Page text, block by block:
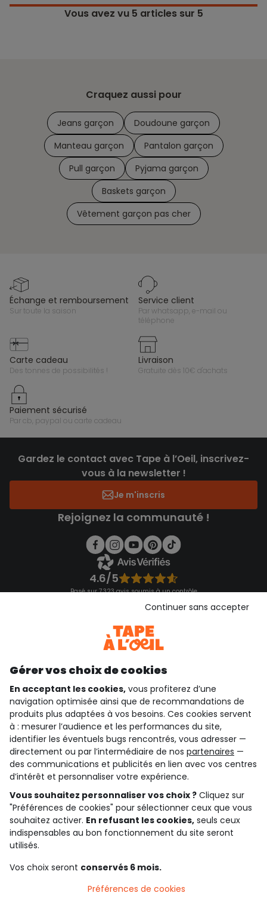
Vous avez vu 5 articles sur 5
Craquez aussi pour
Jeans garçon
Doudoune garçon
Manteau garçon
Pantalon garçon
Pull garçon
Pyjama garçon
Baskets garçon
Vêtement garçon pas cher
échange et remboursement
sur toute la saison
service client
par whatsapp, e-mail ou
téléphone
carte cadeau
des tonnes de possibilités !
livraison
gratuite dès 10€ d'achats
paiement sécurisé
par cb, paypal ou carte cadeau
Gardez le contact avec Tape à l’Oeil, inscrivez-
vous à la newsletter !
Je m'inscris
Rejoignez la communauté !
4.6/5
Basé sur 7 323 avis soumis à un contrôle
Consulter les CGU
qui sommes-nous ?
besoin d'aide ?
le club fidélité
notre catalogue
Conditions générales de ventes et d'utilisation
Conditions d’utilisation des réseaux sociaux
Politique de confidentialité
Cookies et données personnelles
Paramètres des cookies
Gérer vos choix de cookies
En acceptant les cookies, vous profiterez d’une
navigation optimisée ainsi que de recommandations de
produits plus adaptées à vos besoins. Ces cookies servent
à : mesurer l’audience et les performances du site,
identifier les éventuels bugs rencontrés, vous adresser —
directement ou par l’intermédiaire de nos partenaires —
des communications et publicités en lien avec vos centres
d’intérêt et personnaliser votre expérience.
Vous souhaitez personnaliser vos choix ? Cliquez sur
"Préférences de cookies" pour sélectionner ceux que vous
souhaitez activer. En refusant les cookies, seuls ceux
indispensables au bon fonctionnement du site seront
utilisés.
Vos choix seront conservés 6 mois.
Continuer sans accepter
Préférences de cookies